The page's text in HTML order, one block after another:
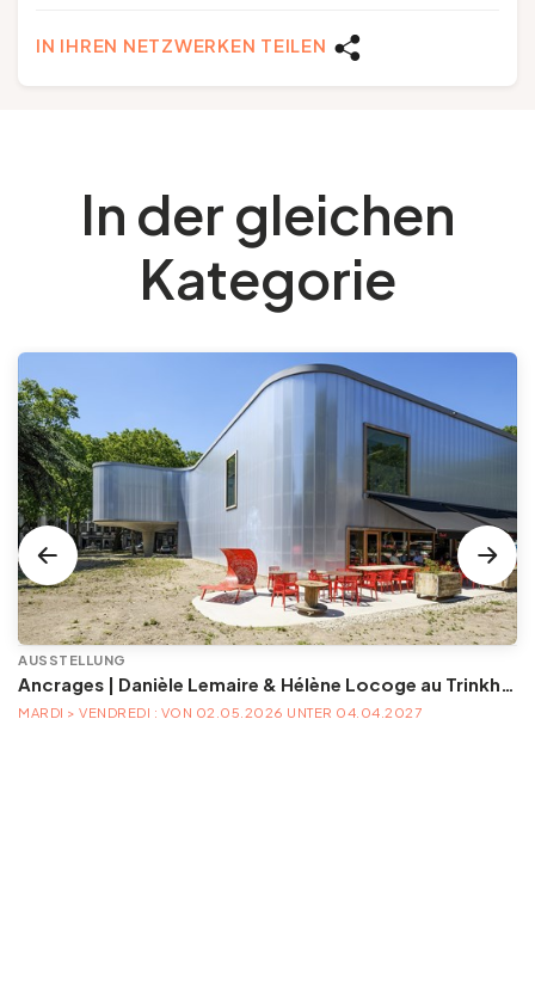
IN IHREN NETZWERKEN TEILEN
In der gleichen
Kategorie
AUSSTELLUNG
Ancrages | Danièle Lemaire & Hélène Locoge au Trinkhall museum
MARDI > VENDREDI : VON 02.05.2026 UNTER 04.04.2027